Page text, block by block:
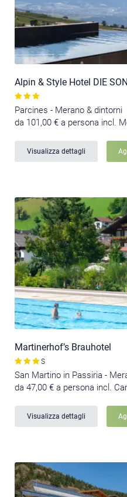
Alpin & Style Hotel DIE
Parcines - Merano & dintorni
da 101,00 € a persona incl.
Visualizza dettagli
Martinerhof’s Brauhotel
S
San Martino in Passiria -
da 47,00 € a persona incl.
Visualizza dettagli